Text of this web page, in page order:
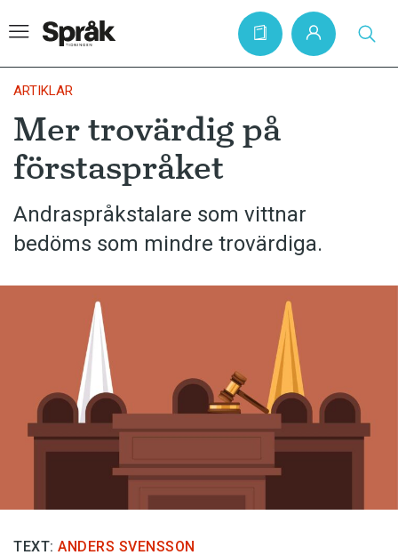
Hem
Artiklar
Krönikor
Språkfrågor
Bokrecensioner
Podden
Anmäl till språkpolisen
Föreslå nyord
Läs Språktidningen digitalt
ARTIKLAR
Mer trovärdig på
förstaspråket
Andraspråkstalare som vittnar
bedöms som mindre trovärdiga.
TEXT: ANDERS SVENSSON